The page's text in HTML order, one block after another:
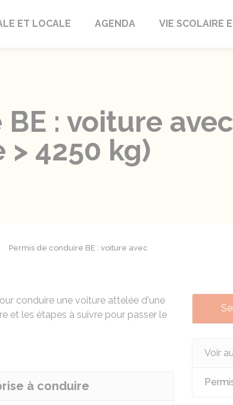
ET LOCALE AGENDA VIE SCOLAIRE
: voiture
4250 kg)
Permis de conduire BE : voiture avec
conduire une voiture attelée d'une
et les étapes à suivre pour passer le
à conduire
Voir